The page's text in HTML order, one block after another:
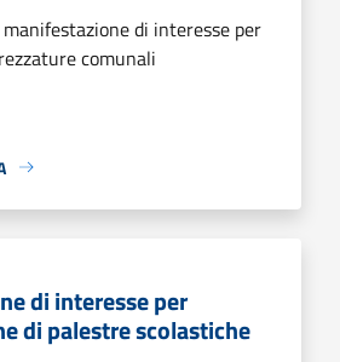
di interesse per
comunali
di interesse per
di palestre scolastiche